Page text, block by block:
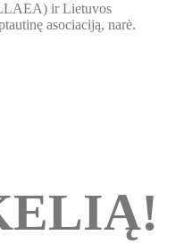
ir Lietuvos
asociaciją, narė.